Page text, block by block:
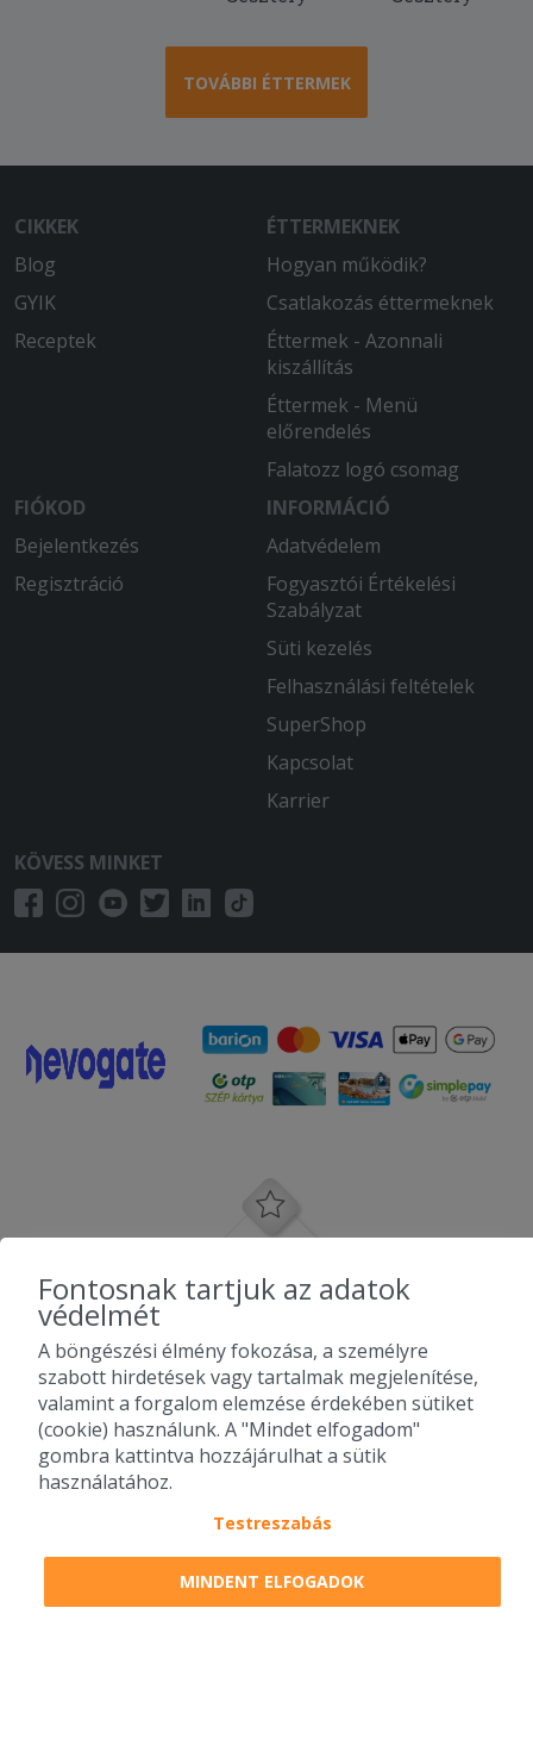
TOVÁBBI ÉTTERMEK
CIKKEK
Blog
GYIK
Receptek
ÉTTERMEKNEK
Hogyan működik?
Csatlakozás éttermeknek
Éttermek - Azonnali
kiszállítás
Éttermek - Menü
előrendelés
Falatozz logó csomag
FIÓKOD
Bejelentkezés
Regisztráció
INFORMÁCIÓ
Adatvédelem
Fogyasztói Értékelési
Szabályzat
Süti kezelés
Felhasználási feltételek
SuperShop
Kapcsolat
Karrier
KÖVESS MINKET
2010-2026 Copyright - Falatozz.hu - Diston-line Kft.
Fontosnak tartjuk az adatok
védelmét
A böngészési élmény fokozása, a személyre
szabott hirdetések vagy tartalmak megjelenítése,
valamint a forgalom elemzése érdekében sütiket
(cookie) használunk. A "Mindet elfogadom"
gombra kattintva hozzájárulhat a sütik
használatához.
Testreszabás
MINDENT ELFOGADOK